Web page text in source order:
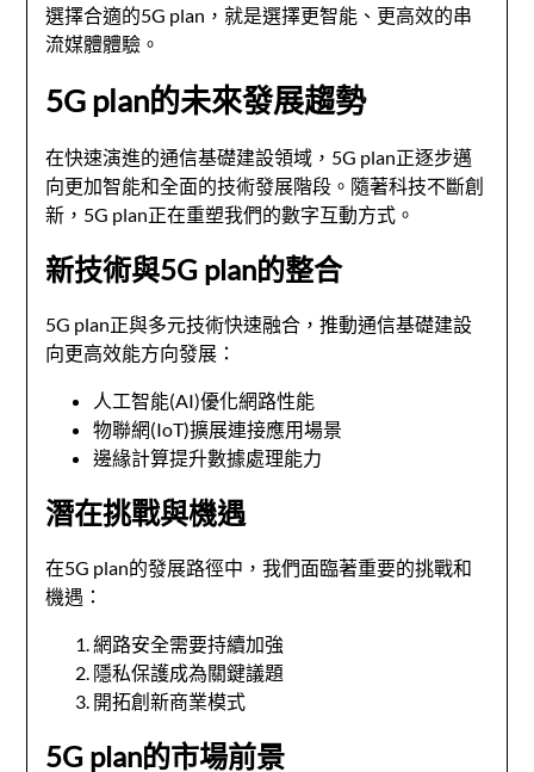
選擇合適的5G plan，就是選擇更智能、更高效的串
流媒體體驗。
5G plan的未來發展趨勢
在快速演進的通信基礎建設領域，5G plan正逐步邁
向更加智能和全面的技術發展階段。隨著科技不斷創
新，5G plan正在重塑我們的數字互動方式。
新技術與5G plan的整合
5G plan正與多元技術快速融合，推動通信基礎建設
向更高效能方向發展：
人工智能(AI)優化網路性能
物聯網(IoT)擴展連接應用場景
邊緣計算提升數據處理能力
潛在挑戰與機遇
在5G plan的發展路徑中，我們面臨著重要的挑戰和
機遇：
網路安全需要持續加強
隱私保護成為關鍵議題
開拓創新商業模式
5G plan的市場前景